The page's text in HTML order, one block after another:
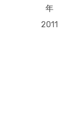
年
2011